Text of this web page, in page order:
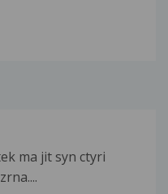
ma jit syn ctyri